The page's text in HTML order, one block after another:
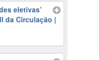
eletivas’
da Circulação |